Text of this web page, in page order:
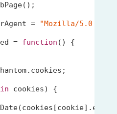
= "Mozilla/5.0
= function ( ) {
in cookies) {
Date